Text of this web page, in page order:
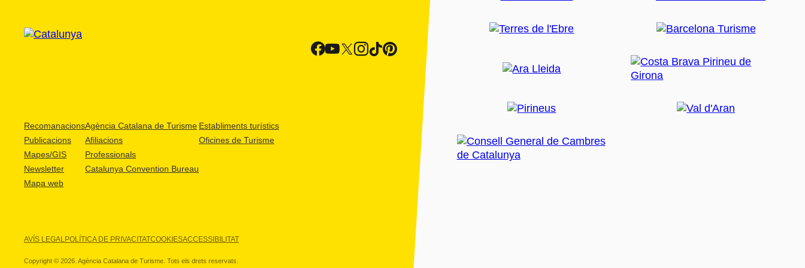
Recomanacions
Publicacions
Mapes/GIS
Newsletter
Mapa web
Agència Catalana de Turisme
Afiliacions
Professionals
Catalunya Convention Bureau
Establiments turístics
Oficines de Turisme
AVÍS LEGALPOLÍTICA DE PRIVACITATCOOKIESACCESSIBILITAT
Copyright © 2026. Agència Catalana de Turisme. Tots els drets reservats.